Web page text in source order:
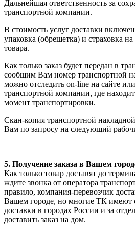
Дальнейшая ответственность за
транспортной компании.
В стоимость услуг доставки
упаковка (обрешетка) и страховка
товара.
Как только заказ будет передан в
сообщим Вам номер транспортной
можно отследить on-line на сайте
транспортной компании, где
момент транспортировки.
Скан-копия транспортной
Вам по запросу на следующий
5. Получение заказа в Вашем
Как только товар доставят до
ждите звонка от оператора
правило, компания-перевозчик
Вашем городе, но многие ТК имеют
доставки в городах России и за
доставить заказ на дом.